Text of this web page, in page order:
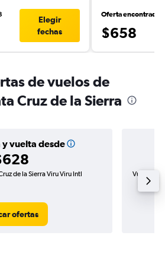
Elegir
fechas
Oferta encontrada
$658
de vuelos de
Cruz de la Sierra
y vuelta desde
de la Sierra Viru Viru Intl
ofertas
Vuelo de